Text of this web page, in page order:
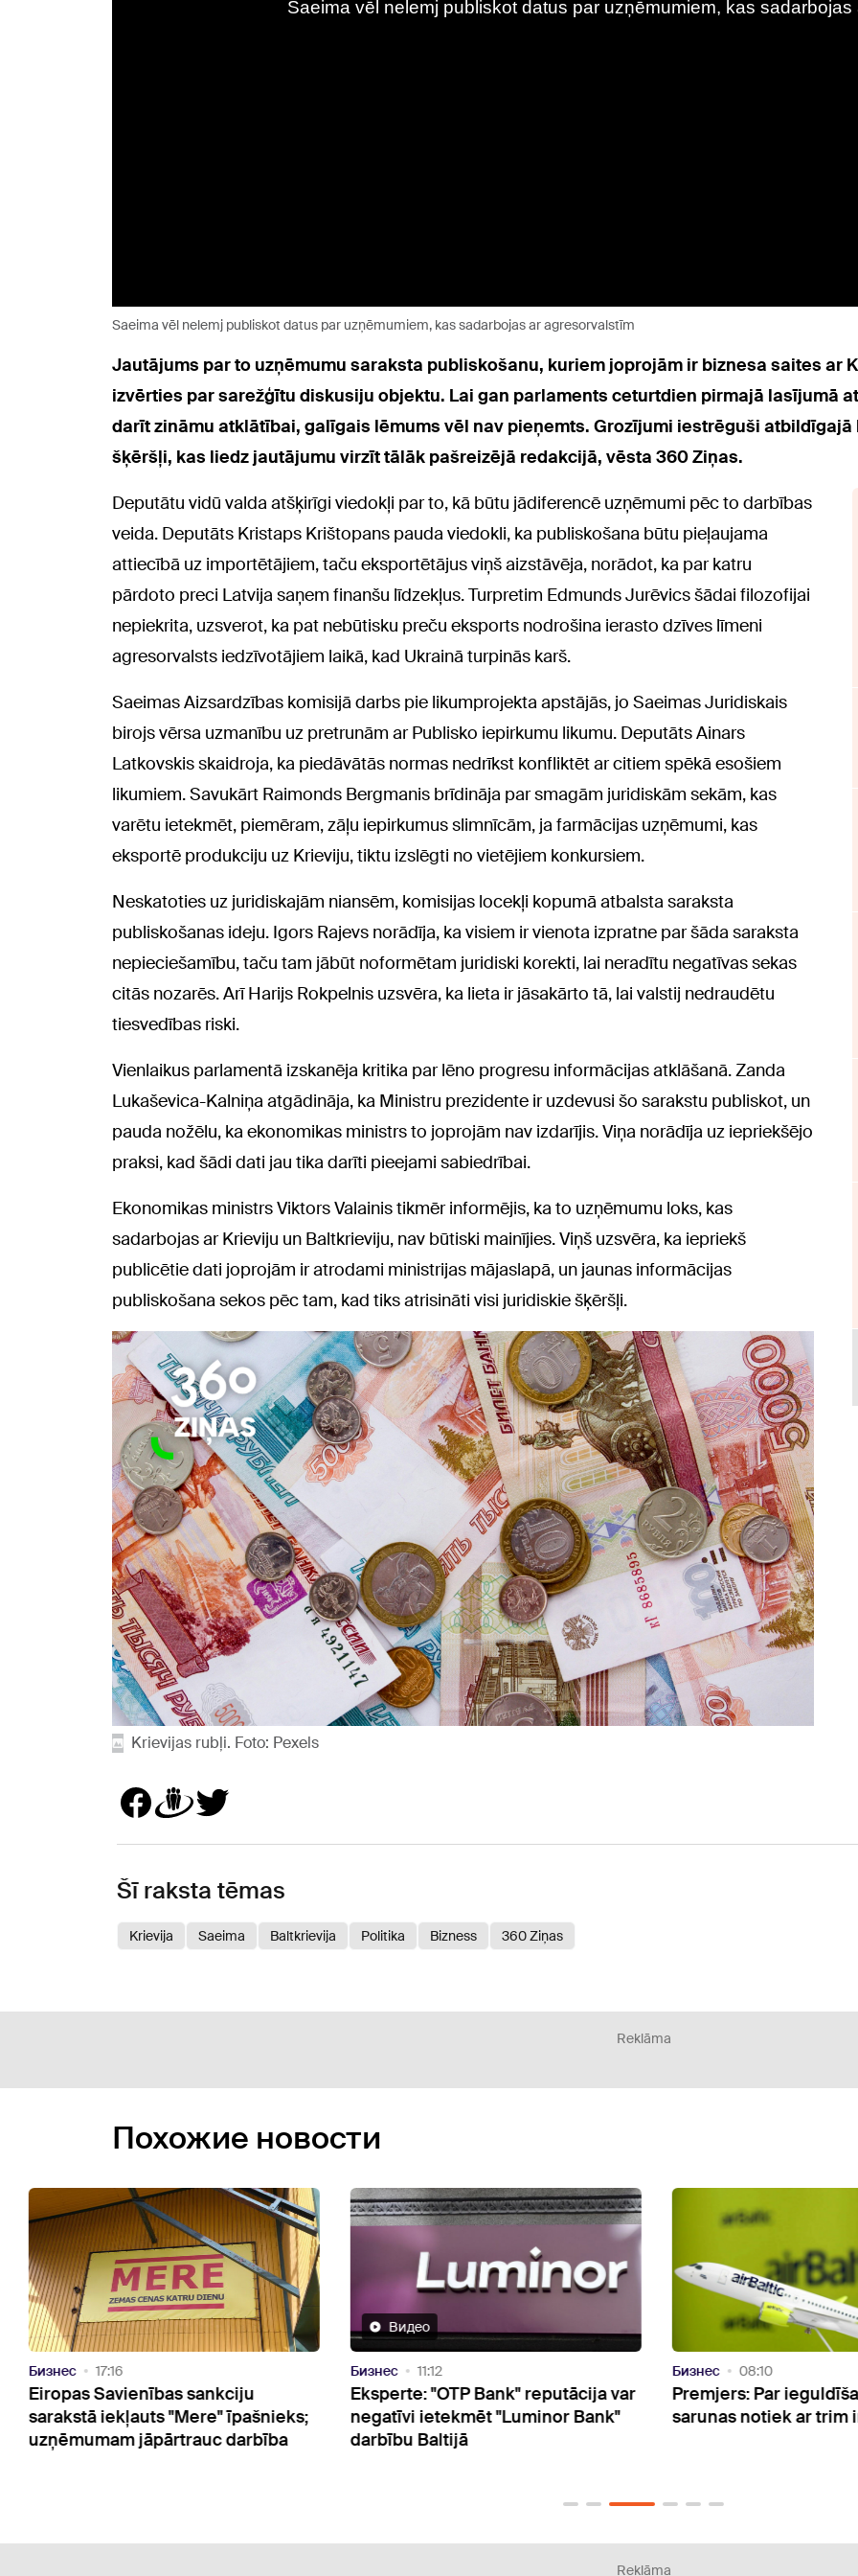
Saeima vēl nelemj publiskot datus par uzņēmumiem, kas sadarbojas ar agresorvalstīm
Jautājums par to uzņēmumu saraksta publiskošanu, kuriem joprojām ir biznesa saites ar
izvērties par sarežģītu diskusiju objektu. Lai gan parlaments ceturtdien pirmajā lasījumā
darīt zināmu atklātībai, galīgais lēmums vēl nav pieņemts. Grozījumi iestrēguši
šķēršļi, kas liedz jautājumu virzīt tālāk pašreizējā redakcijā, vēsta 360 Ziņas.
Deputātu vidū valda atšķirīgi viedokļi par to, kā būtu jādiferencē uzņēmumi pēc to darbības
veida. Deputāts Kristaps Krištopans pauda viedokli, ka publiskošana būtu pieļaujama
attiecībā uz importētājiem, taču eksportētājus viņš aizstāvēja, norādot, ka par katru
pārdoto preci Latvija saņem finanšu līdzekļus. Turpretim Edmunds Jurēvics šādai filozofijai
nepiekrita, uzsverot, ka pat nebūtisku preču eksports nodrošina ierasto dzīves līmeni
agresorvalsts iedzīvotājiem laikā, kad Ukrainā turpinās karš.
Saeimas Aizsardzības komisijā darbs pie likumprojekta apstājās, jo Saeimas Juridiskais
birojs vērsa uzmanību uz pretrunām ar Publisko iepirkumu likumu. Deputāts Ainars
Latkovskis skaidroja, ka piedāvātās normas nedrīkst konfliktēt ar citiem spēkā esošiem
likumiem. Savukārt Raimonds Bergmanis brīdināja par smagām juridiskām sekām, kas
varētu ietekmēt, piemēram, zāļu iepirkumus slimnīcām, ja farmācijas uzņēmumi, kas
eksportē produkciju uz Krieviju, tiktu izslēgti no vietējiem konkursiem.
Neskatoties uz juridiskajām niansēm, komisijas locekļi kopumā atbalsta saraksta
publiskošanas ideju. Igors Rajevs norādīja, ka visiem ir vienota izpratne par šāda saraksta
nepieciešamību, taču tam jābūt noformētam juridiski korekti, lai neradītu negatīvas sekas
citās nozarēs. Arī Harijs Rokpelnis uzsvēra, ka lieta ir jāsakārto tā, lai valstij nedraudētu
tiesvedības riski.
Vienlaikus parlamentā izskanēja kritika par lēno progresu informācijas atklāšanā. Zanda
Lukaševica-Kalniņa atgādināja, ka Ministru prezidente ir uzdevusi šo sarakstu publiskot, un
pauda nožēlu, ka ekonomikas ministrs to joprojām nav izdarījis. Viņa norādīja uz iepriekšējo
praksi, kad šādi dati jau tika darīti pieejami sabiedrībai.
Ekonomikas ministrs Viktors Valainis tikmēr informējis, ka to uzņēmumu loks, kas
sadarbojas ar Krieviju un Baltkrieviju, nav būtiski mainījies. Viņš uzsvēra, ka iepriekš
publicētie dati joprojām ir atrodami ministrijas mājaslapā, un jaunas informācijas
publiskošana sekos pēc tam, kad tiks atrisināti visi juridiskie šķēršļi.
Krievijas rubļi. Foto: Pexels
Šī raksta tēmas
Krievija Saeima Baltkrievija Politika Bizness 360 Ziņas
Reklāma
Похожие новости
sankciju
īpašnieks;
darbība
Видео
Eksperte: "OTP Bank" reputācija var
negatīvi ietekmēt "Luminor Bank"
darbību Baltijā
Premjers: Par ieguldīšanu "airBaltic"
sarunas notiek ar trim investoriem
Reklāma